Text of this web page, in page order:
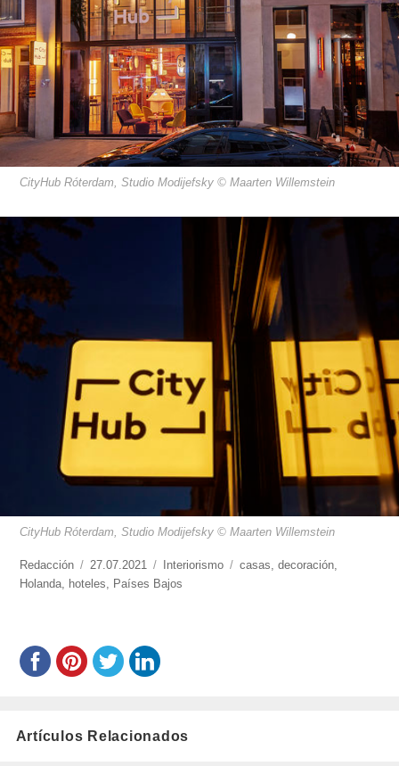
CityHub Róterdam, Studio Modijefsky © Maarten Willemstein
CityHub Róterdam, Studio Modijefsky © Maarten Willemstein
https://www.experimenta.es/author/redaccion/
Redacción
Publicado
el
27.07.2021 Categorías
Interiorismo Etiquetas
casas,decoración,
Holanda, hoteles, Países Bajos
Artículos Relacionados